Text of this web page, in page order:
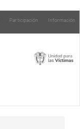
Participación Información